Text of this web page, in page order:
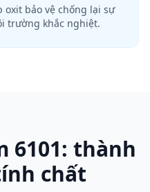
bảo vệ chống lại sự
trường khắc nghiệt.
6101: thành
chất